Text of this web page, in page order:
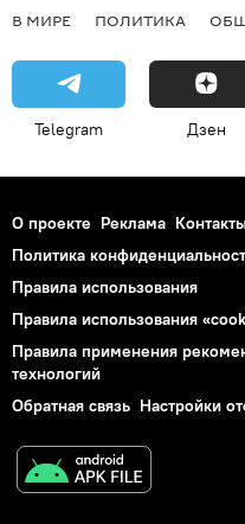
В МИРЕ ПОЛИТИКА
Telegram Дзен
О проекте Реклама Контакты
Политика
Правила использования
Правила использования
Правила применения
технологий
Обратная связь Настройки